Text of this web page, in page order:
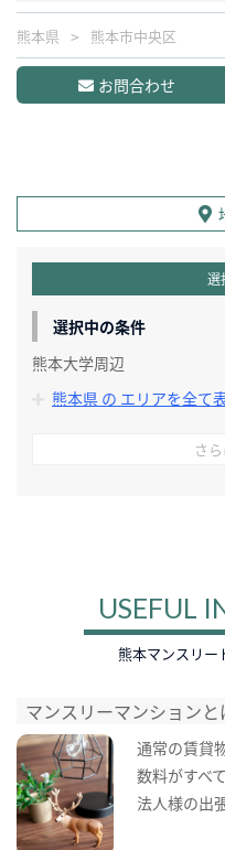
熊本県 熊本市中央区
お問合わせ
選
選択中の条件
熊本大学周辺
熊本県 の エリアを全て
さ
USEFUL
熊本マンスリー
マンスリーマンションと
通常の賃貸
数料がすべ
法人様の出